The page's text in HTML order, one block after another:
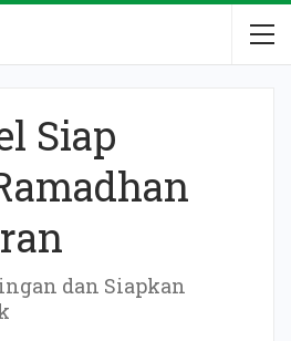
Siap
dan Siapkan